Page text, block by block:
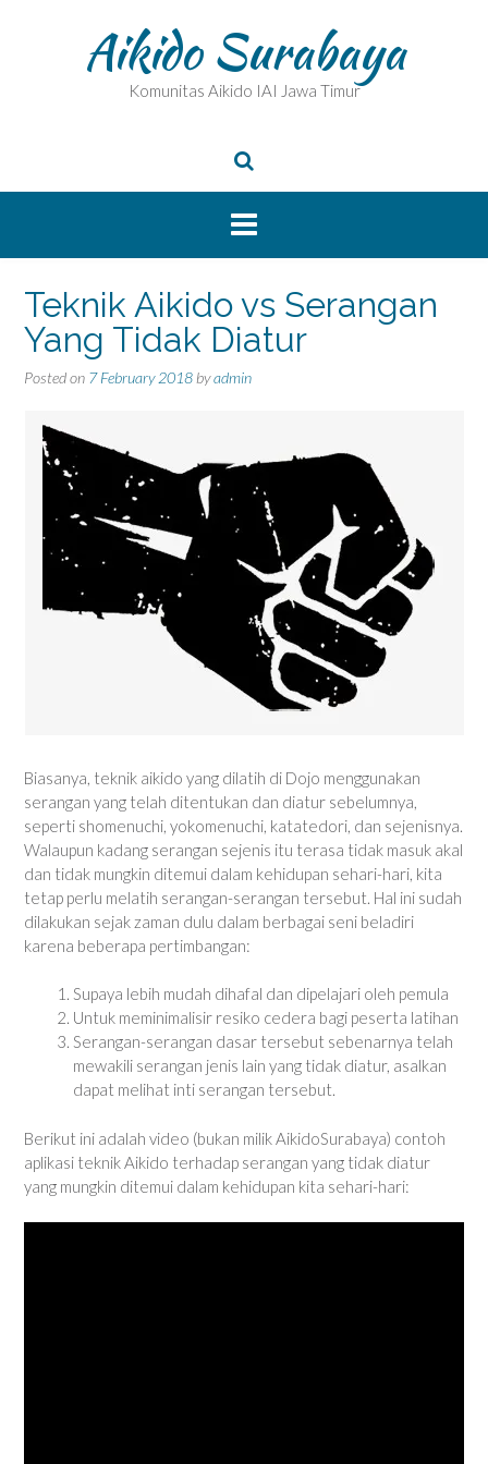
Aikido Surabaya
Komunitas Aikido IAI Jawa Timur
Teknik Aikido vs Serangan
Yang Tidak Diatur
Posted on 7 February 2018 byadmin
Biasanya, teknik aikido yang dilatih di Dojo menggunakan
serangan yang telah ditentukan dan diatur sebelumnya,
seperti shomenuchi, yokomenuchi, katatedori, dan sejenisnya.
Walaupun kadang serangan sejenis itu terasa tidak masuk akal
dan tidak mungkin ditemui dalam kehidupan sehari-hari, kita
tetap perlu melatih serangan-serangan tersebut. Hal ini sudah
dilakukan sejak zaman dulu dalam berbagai seni beladiri
karena beberapa pertimbangan:
Supaya lebih mudah dihafal dan dipelajari oleh pemula
Untuk meminimalisir resiko cedera bagi peserta latihan
Serangan-serangan dasar tersebut sebenarnya telah
mewakili serangan jenis lain yang tidak diatur, asalkan
dapat melihat inti serangan tersebut.
Berikut ini adalah video (bukan milik AikidoSurabaya) contoh
aplikasi teknik Aikido terhadap serangan yang tidak diatur
yang mungkin ditemui dalam kehidupan kita sehari-hari: